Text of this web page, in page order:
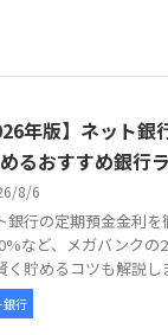
年版】ネット
るおすすめ銀行
8/6
銀行の定期預金金利
など、メガバンクの
く貯めるコツも解説し
銀行